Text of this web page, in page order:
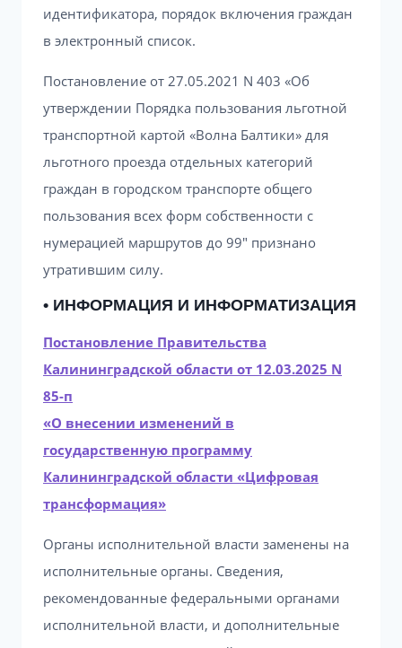
идентификатора, порядок включения граждан
в электронный список.
Постановление от 27.05.2021 N 403 «Об
утверждении Порядка пользования льготной
транспортной картой «Волна Балтики» для
льготного проезда отдельных категорий
граждан в городском транспорте общего
пользования всех форм собственности с
нумерацией маршрутов до 99″ признано
утратившим силу.
• ИНФОРМАЦИЯ И ИНФОРМАТИЗАЦИЯ
Постановление Правительства
Калининградской области от 12.03.2025 N
85-п
«О внесении изменений в
государственную программу
Калининградской области «Цифровая
трансформация»
Органы исполнительной власти заменены на
исполнительные органы. Сведения,
рекомендованные федеральными органами
исполнительной власти, и дополнительные